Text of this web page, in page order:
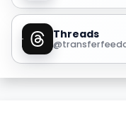
Threads